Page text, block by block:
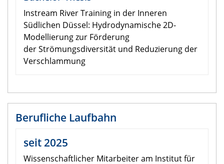
Instream River Training in der Inneren
Südlichen Düssel: Hydrodynamische 2D-
Modellierung zur Förderung
der Strömungsdiversität und Reduzierung der
Verschlammung
Berufliche Laufbahn
seit 2025
Wissenschaftlicher Mitarbeiter am Institut für